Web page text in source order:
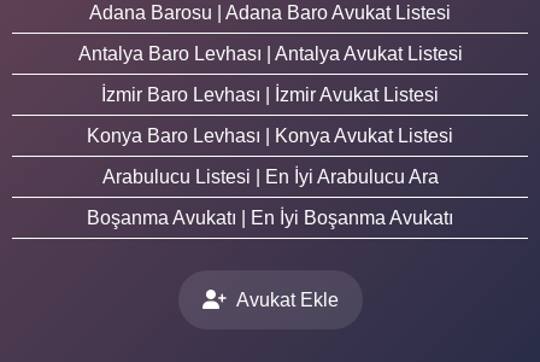
Adana Barosu | Adana Baro Avukat Listesi
Antalya Baro Levhası | Antalya Avukat Listesi
İzmir Baro Levhası | İzmir Avukat Listesi
Konya Baro Levhası | Konya Avukat Listesi
Arabulucu Listesi | En İyi Arabulucu Ara
Boşanma Avukatı | En İyi Boşanma Avukatı
Avukat Ekle